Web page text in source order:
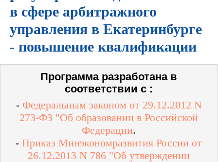
в сфере арбитражного
управления в Екатеринбурге
- повышение квалификации
Программа разработана в
соответствии с :
- Федеральным законом от 29.12.2012 N
273-ФЗ "Об образовании в Российской
Федерации.
- Приказ Минэкономразвития России от
26.12.2013 N 786 "Об утверждении